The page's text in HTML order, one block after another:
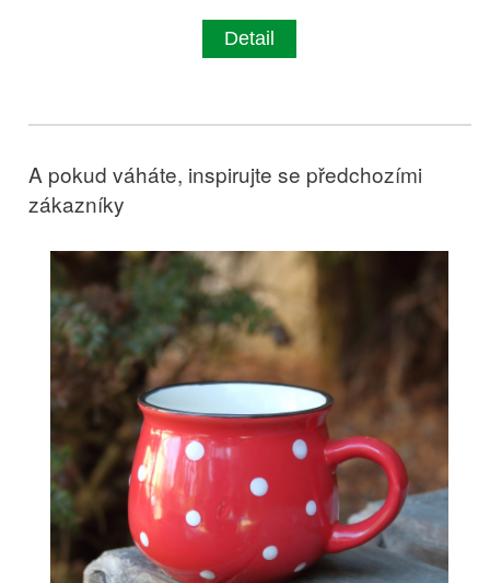
Detail
A pokud váháte, inspirujte se předchozími
zákazníky